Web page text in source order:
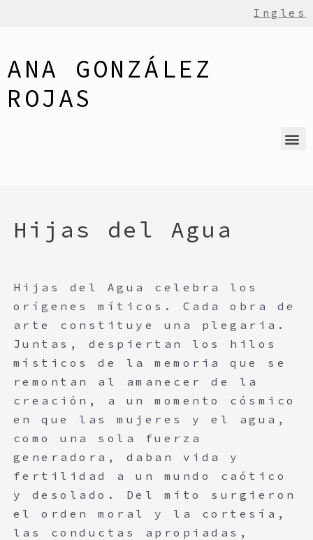
Ingles
ANA GONZÁLEZ
ROJAS
Hijas del Agua
Hijas del Agua celebra los
orígenes míticos. Cada obra de
arte constituye una plegaria.
Juntas, despiertan los hilos
místicos de la memoria que se
remontan al amanecer de la
creación, a un momento cósmico
en que las mujeres y el agua,
como una sola fuerza
generadora, daban vida y
fertilidad a un mundo caótico
y desolado. Del mito surgieron
el orden moral y la cortesía,
las conductas apropiadas,